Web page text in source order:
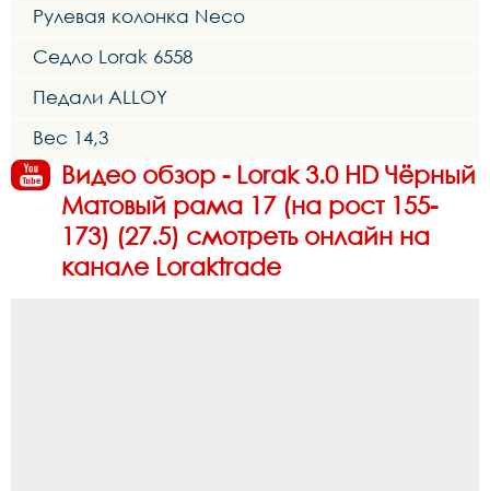
Рулевая колонка Neco
Седло Lorak 6558
Педали ALLOY
Вес 14,3
Видео обзор - Lorak 3.0 HD Чёрный
Матовый рама 17 (на рост 155-
173) (27.5) смотреть онлайн на
канале Loraktrade